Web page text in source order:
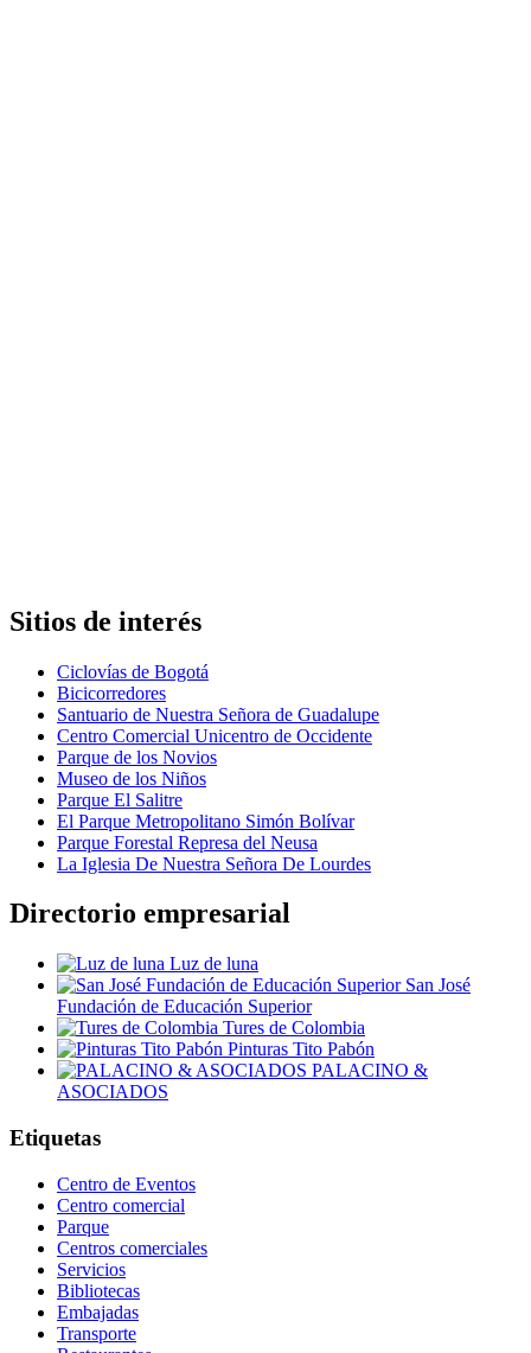
Sitios de interés
Ciclovías de Bogotá
Bicicorredores
Santuario de Nuestra Señora de Guadalupe
Centro Comercial Unicentro de Occidente
Parque de los Novios
Museo de los Niños
Parque El Salitre
El Parque Metropolitano Simón Bolívar
Parque Forestal Represa del Neusa
La Iglesia De Nuestra Señora De Lourdes
Directorio empresarial
Luz de luna
San José
Fundación de Educación Superior
Tures de Colombia
Pinturas Tito Pabón
PALACINO &
ASOCIADOS
Etiquetas
Centro de Eventos
Centro comercial
Parque
Centros comerciales
Servicios
Bibliotecas
Embajadas
Transporte